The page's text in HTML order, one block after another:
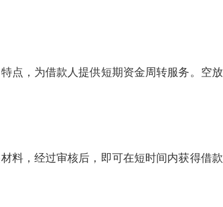
点，为借款人提供短期资金周转服务。空
料，经过审核后，即可在短时间内获得借